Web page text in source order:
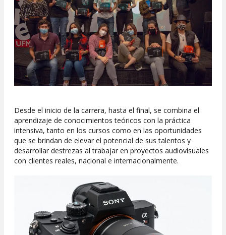
Desde el inicio de la carrera, hasta el final, se combina el
aprendizaje de conocimientos teóricos con la práctica
intensiva, tanto en los cursos como en las oportunidades
que se brindan de elevar el potencial de sus talentos y
desarrollar destrezas al trabajar en proyectos audiovisuales
con clientes reales, nacional e internacionalmente.